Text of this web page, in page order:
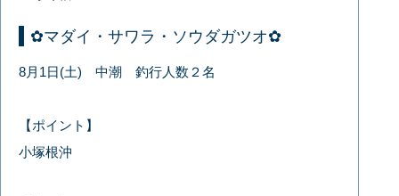
✿マダイ・サワラ・ソウダガツオ✿
8月1日(土) 中潮 釣行人数２名
【ポイント】
小塚根沖